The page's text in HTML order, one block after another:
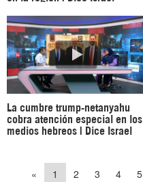
La cumbre trump-netanyahu
cobra atención especial en los
medios hebreos | Dice Israel
« 1 2 3 4 5